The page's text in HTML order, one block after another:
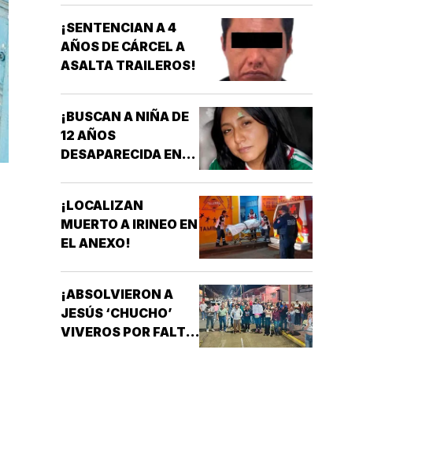
¡SENTENCIAN A 4
AÑOS DE CÁRCEL A
ASALTA TRAILEROS!
¡BUSCAN A NIÑA DE
12 AÑOS
DESAPARECIDA EN
¡LOCALIZAN
MUERTO A IRINEO EN
EL ANEXO!
¡ABSOLVIERON A
JESÚS ‘CHUCHO’
VIVEROS POR FALTA